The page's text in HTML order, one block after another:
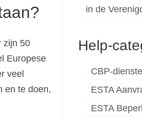
zijn 50
Europese
veel
en te doen,
in de
Help-
CBP-
ESTA
ESTA